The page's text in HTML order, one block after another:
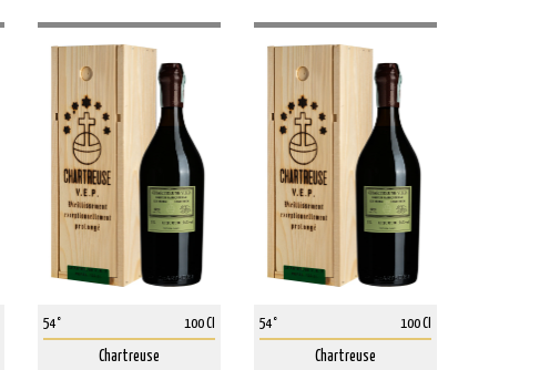
54° 100 Cl
Chartreuse
54° 100 Cl
Chartreuse